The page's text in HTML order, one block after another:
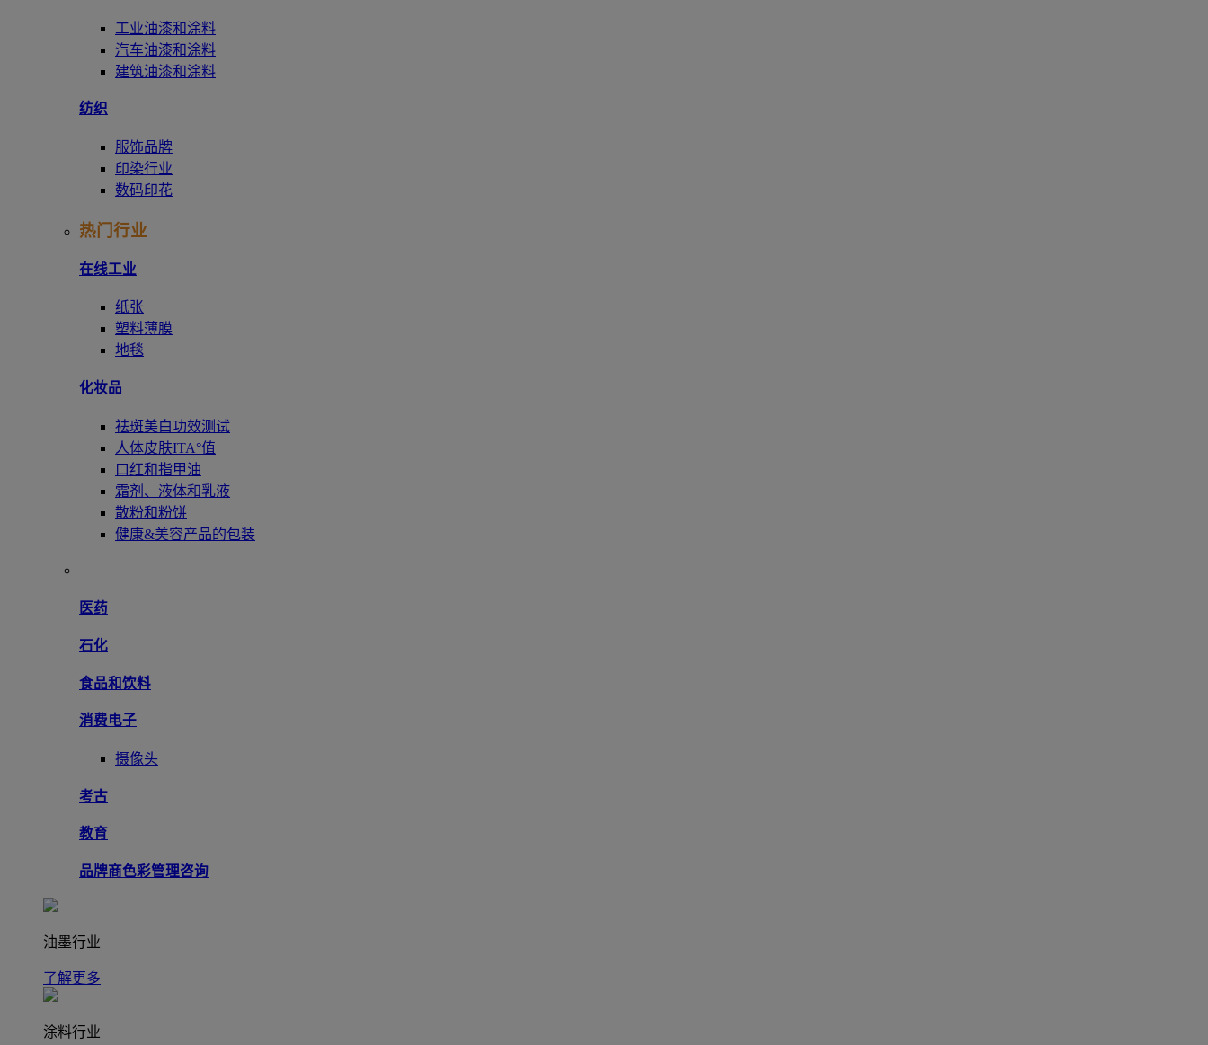
工业油漆和涂料
汽车油漆和涂料
建筑油漆和涂料
纺织
服饰品牌
印染行业
数码印花
热门行业
在线工业
纸张
塑料薄膜
地毯
化妆品
祛斑美白功效测试
人体皮肤ITA°值
口红和指甲油
霜剂、液体和乳液
散粉和粉饼
健康&美容产品的包装
医药
石化
食品和饮料
消费电子
摄像头
考古
教育
品牌商色彩管理咨询
油墨行业
了解更多
涂料行业